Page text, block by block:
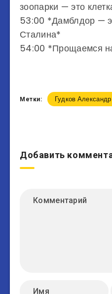
зоопарки — это
53:00 *Дамблдор —
Сталина*
54:00 *Прощаемся
Метки: Гудков Александр
Добавить